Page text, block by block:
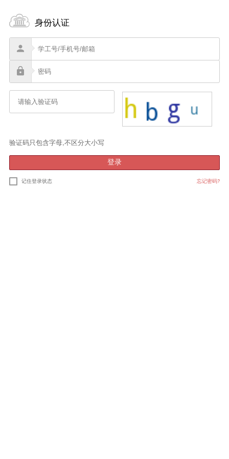
身份认证
验证码只包含字母,不区分大小写
登录
记住登录状态 忘记密码?